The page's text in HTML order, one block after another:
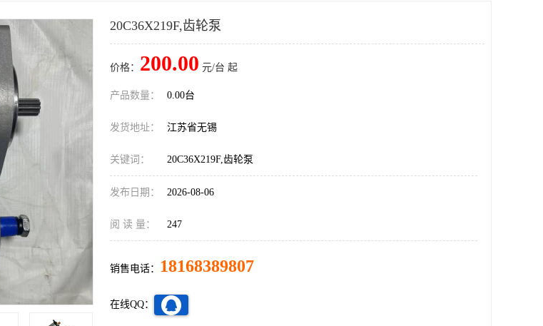
20C36X219F,齿轮泵
价格： 200.00 元/台 起
产品数量： 0.00台
发货地址： 江苏省无锡
关键词： 20C36X219F,齿轮泵
发布日期： 2026-08-06
阅 读 量： 247
销售电话： 18168389807
在线QQ：